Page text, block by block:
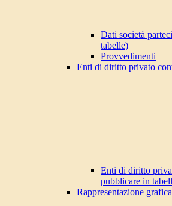
Dati società
tabelle)
Provvedimenti
Enti di diritto privato
Enti di diritto
pubblicare in
Rappresentazione grafica